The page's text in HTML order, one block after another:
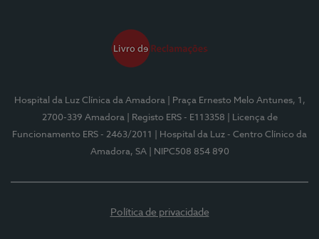
Hospital da Luz Clínica da Amadora
| Praça Ernesto Melo Antunes, 1,
2700-339 Amadora
| Registo ERS - E113358
| Licença de
Funcionamento ERS - 2463/2011
| Hospital da Luz - Centro Clínico da
Amadora, SA
| NIPC508 854 890
Política de privacidade